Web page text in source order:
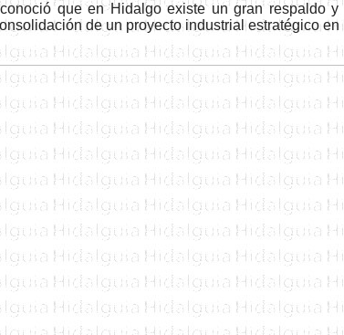
que en Hidalgo existe un gran respaldo y
de un proyecto industrial estratégico en